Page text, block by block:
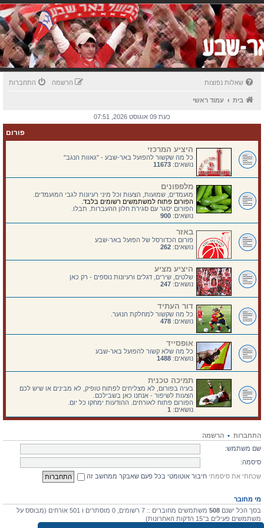
שאלות נפוצות התחברות הרשמה
בית עמוד ראשי
כעת 09 אוגוסט 2026, 07:51
פורום
היציע המרכזי
כל מה שקשור להפועל באר-שבע - "גאוות הנגב"
נושאים: 11673
מלפפונים
מועמדים, שמועות, הצעות וכל מיני רעיונות לגבי המועמדים.
הפורום פתוח למשתמשים רשומים בלבד.
הפורום יסגר עם סגירת חלון ההעברות. תבלו.
נושאים: 900
באזר
פורום הכדורסל של הפועל באר-שבע
נושאים: 262
היציע מציע
שלטים, שירים, דגלים ורעיונות נוספים - רק כאן
נושאים: 247
דור העתיד
כל מה שקשור למחלקת הנוער.
נושאים: 478
אופסייד
כל מה שלא קשור להפועל באר-שבע
נושאים: 1488
תמיכה טכנית
בעיה בפורום, לא מצליחים לפתוח טופיק, לא מבינים או שיש לכם
הצעות לשיפור - אנחנו כאן בשבילכם.
הפורום פתוח לאורחים. ההודעות ימחקו כל יום.
נושאים: 1
התחברות • הרשמה
שם משתמש:
סיסמה:
שכחתי את סיסמתי חיבור אוטומטי בכל פעם שאבקר ממחשב זה
מי מחובר
בסך הכל ישנם 508
משתמשים מחוברים :: 7 רשומים, 0 מוסתרים ו 501 אורחים (מבוסס על
משתמשים פעילים ב־15 הדקות האחרונות)